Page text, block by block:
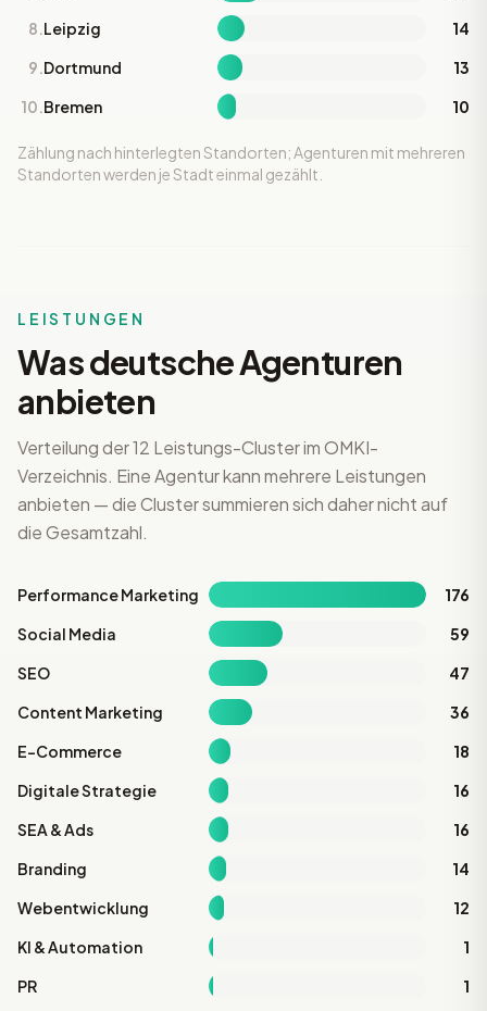
8.Leipzig
14
9.Dortmund
13
10.Bremen 10
Zählung nach hinterlegten Standorten; Agenturen mit mehreren
Standorten werden je Stadt einmal gezählt.
LEISTUNGEN
Was deutsche Agenturen
anbieten
Verteilung der 12 Leistungs-Cluster im OMKI-
Verzeichnis. Eine Agentur kann mehrere Leistungen
anbieten — die Cluster summieren sich daher nicht auf
die Gesamtzahl.
Performance Marketing
176
Social Media
59
SEO
47
Content Marketing
36
E-Commerce
18
Digitale Strategie
16
SEA & Ads
16
Branding
14
Webentwicklung
12
KI & Automation
1
PR
1